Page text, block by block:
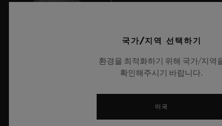
국가/지역 선택하기
환경을 최적화하기 위해 국가/지역
확인해주시기 바랍니다.
미국